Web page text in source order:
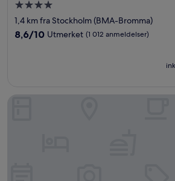
Overnattingssted
med
4.0
1,4 km fra Stockholm (BMA-Bromma)
8.6
8,6/10 Utmerket (1 012 anmeldelser)